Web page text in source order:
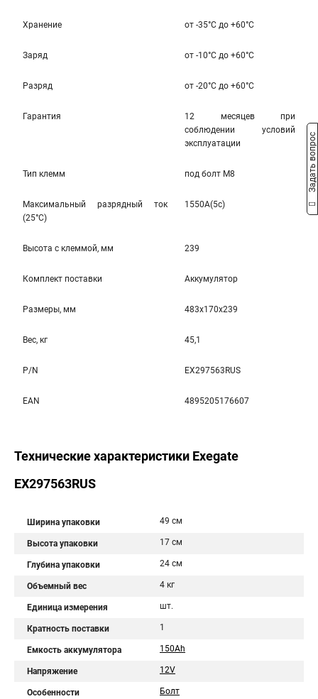
Хранение от -35°С до +60°С
Заряд от -10°С до +60°С
Разряд от -20°С до +60°С
Гарантия
12 месяцев при
соблюдении условий
эксплуатации
Тип клемм под болт M8
Максимальный разрядный ток
(25°С)
1550A(5c)
Высота c клеммой, мм 239
Комплект поставки Аккумулятор
Размеры, мм 483x170x239
Вес, кг 45,1
P/N EX297563RUS
EAN 4895205176607
Технические характеристики Exegate
EX297563RUS
Ширина упаковки 49 см
Высота упаковки 17 см
Глубина упаковки 24 см
Объемный вес 4 кг
Единица измерения шт.
Кратность поставки 1
Емкость аккумулятора 150Ah
Напряжение 12V
Особенности Болт
Задать вопрос